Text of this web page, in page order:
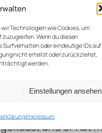
Technologien wie Cookies, um
Wenn du diesen
oder eindeutige IDs auf
nicht erteilst oder zurückziehst,
werden.
Einstellungen ansehen
Impressum
und
Tür Isabel:“
als ich
mich vor dem
beruhigt hat und
Ich:“ die
Ich:“ das ist
gefolgt und hat
und er hat